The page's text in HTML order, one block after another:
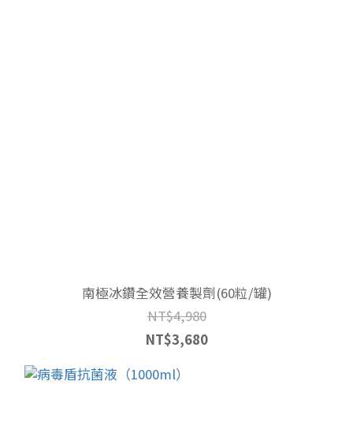
南極冰鑽全效營養製劑(60粒/罐)
NT$4,980
NT$3,680